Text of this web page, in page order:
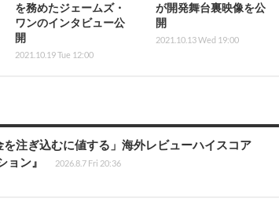
を務めたジェームズ・
ワンのインタビュー公
開
2021.10.19 Tue 12:00
が開発舞台裏映像を公
開
2021.10.13 Wed 19:00
を注ぎ込むに値する」海外レビューハイスコア
ョン』
2026.8.7 Fri 20:36